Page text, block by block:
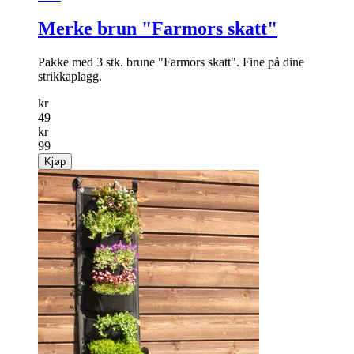
Merke brun "Farmors skatt"
Pakke med 3 stk. brune "Farmors skatt". Fine på dine
strikkaplagg.
kr
49
kr
99
Kjøp